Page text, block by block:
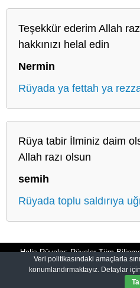
Teşekkür ederim Allah
hakkınızı helal edin
Nermin
Rüyada ya fettah ya
Rüya tabir İlminiz daim
Allah razı olsun
semih
Rüyada toplu saldırıya
Halis Rüyalar: Rüyalar Tüm
Veri politikasındaki amaçlarla
konumlandırmaktayız. Detaylar